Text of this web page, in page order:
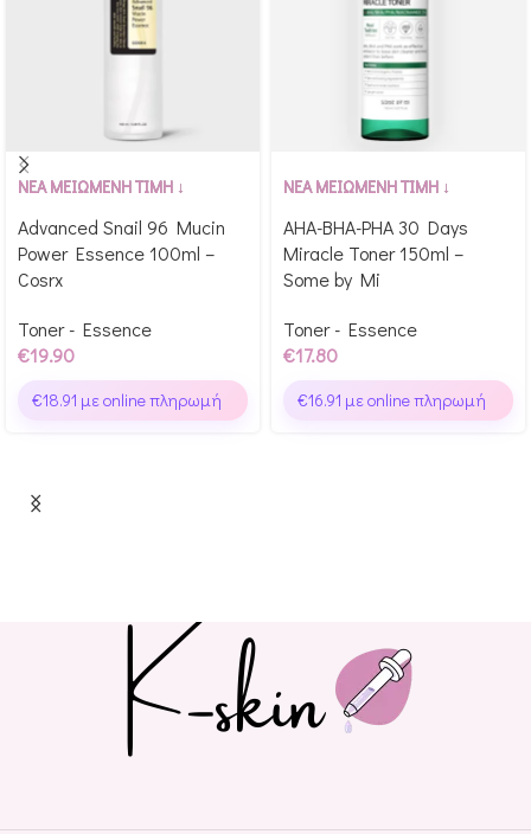
Αγόρασε & κέρδισε 199
ΝΕΑ ΜΕΙΩΜΕΝΗ ΤΙΜΗ ↓
Advanced Snail 96 Mucin
Power Essence 100ml –
Cosrx
Toner - Essence
€19.90
€18.91 με online πληρωμή
Αγόρασε & κέρδισε 178
ΝΕΑ ΜΕΙΩΜΕΝΗ ΤΙΜΗ ↓
AHA-BHA-PHA 30 Days
Miracle Toner 150ml –
Some by Mi
Toner - Essence
€17.80
€16.91 με online πληρωμή